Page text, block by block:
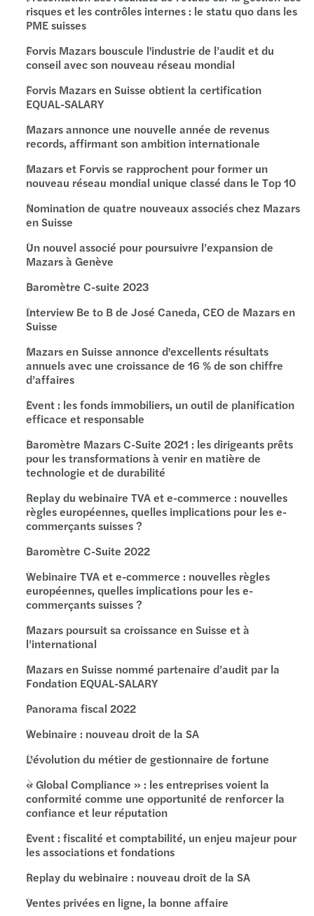
risques et les contrôles internes : le statu quo dans les
PME suisses
Forvis Mazars bouscule l'industrie de l’audit et du
conseil avec son nouveau réseau mondial
Forvis Mazars en Suisse obtient la certification
EQUAL-SALARY
Mazars annonce une nouvelle année de revenus
records, affirmant son ambition internationale
Mazars et Forvis se rapprochent pour former un
nouveau réseau mondial unique classé dans le Top 10
Nomination de quatre nouveaux associés chez Mazars
en Suisse
Un nouvel associé pour poursuivre l’expansion de
Mazars à Genève
Baromètre C-suite 2023
Interview Be to B de José Caneda, CEO de Mazars en
Suisse
Mazars en Suisse annonce d'excellents résultats
annuels avec une croissance de 16 % de son chiffre
d’affaires
Event : les fonds immobiliers, un outil de planification
efficace et responsable
Baromètre Mazars C-Suite 2021 : les dirigeants prêts
pour les transformations à venir en matière de
technologie et de durabilité
Replay du webinaire TVA et e-commerce : nouvelles
règles européennes, quelles implications pour les e-
commerçants suisses ?
Baromètre C-Suite 2022
Webinaire TVA et e-commerce : nouvelles règles
européennes, quelles implications pour les e-
commerçants suisses ?
Mazars poursuit sa croissance en Suisse et à
l’international
Mazars en Suisse nommé partenaire d’audit par la
Fondation EQUAL-SALARY
Panorama fiscal 2022
Webinaire : nouveau droit de la SA
L’évolution du métier de gestionnaire de fortune
« Global Compliance » : les entreprises voient la
conformité comme une opportunité de renforcer la
confiance et leur réputation
Event : fiscalité et comptabilité, un enjeu majeur pour
les associations et fondations
Replay du webinaire : nouveau droit de la SA
Ventes privées en ligne, la bonne affaire